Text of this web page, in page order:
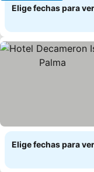
Elige fechas para
Elige fechas para